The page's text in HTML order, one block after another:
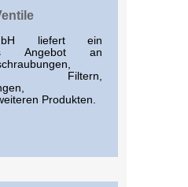
liefert ein
Angebot an
Filtern,
Produkten.